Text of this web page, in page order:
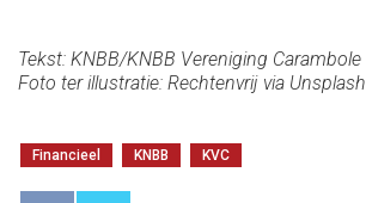
Tekst: KNBB/KNBB Vereniging Carambole
Foto ter illustratie: Rechtenvrij via Unsplash
Financieel KNBB KVC